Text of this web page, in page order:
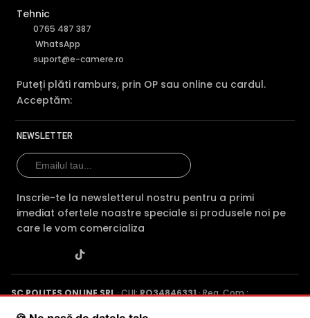
Tehnic
0765 487 387
WhatsApp
suport@e-camere.ro
Puteți plăti ramburs, prin OP sau online cu cardul.
Acceptăm:
NEWSLETTER
Inscrie-te la newsletterul nostru pentru a primi
imediat ofertele noastre speciale si produsele noi pe
care le vom comercializa
SC POLITES ONLINE SRL· CUI:RO34846331· Reg. Com.: